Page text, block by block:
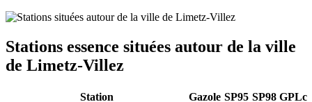
Stations essence situées autour de la ville
de Limetz-Villez
Station Gazole SP95 SP98 GPLc